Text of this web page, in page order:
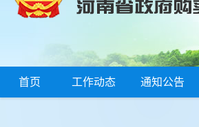
首页 工作动态 通知公告